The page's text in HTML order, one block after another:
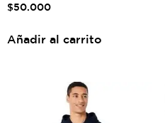
$50.000
Añadir al carrito